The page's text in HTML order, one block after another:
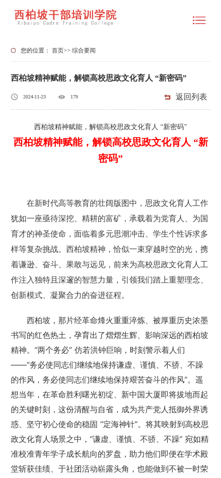
您的位置：首页>>综合要闻
西柏坡精神赋能，解锁高校思政文化育人 “新密码”
2024-11-23 179 返回列表
西柏坡精神赋能，解锁高校思政文化育人 “新密码”
西柏坡精神赋能，解锁高校思政文化育人 “新
密码”
在新时代高等教育的壮阔版图中，思政文化育人工作
犹如一座亟待深挖、精耕的富矿，承载着为党育人、为国
育才的神圣使命，面临着多元思潮冲击、学生个性诉求多
样等复杂挑战。西柏坡精神，恰似一束穿越时空的光，携
着谦逊、奋斗、果敢与远见，前来为高校思政文化育人工
作注入独特且深邃的智慧力量，引领我们踏上重塑理念、
创新模式、凝聚合力的奋进征程。
西柏坡，那片经革命烽火重重淬炼、被厚重历史浓墨
书写的红色热土，孕育出了熠熠生辉、影响深远的西柏坡
精神。“两个务必” 仿若洪钟巨响，时刻警示着人们
——“务必使同志们继续地保持谦虚、谨慎、不骄、不躁
的作风，务必使同志们继续地保持艰苦奋斗的作风”。遥
想当年，在革命胜利曙光初绽、新中国大厦即将拔地而起
的关键时刻，这份清醒与自省，成为共产党人抵御外界诱
惑、坚守初心使命的稳固 “定海神针”。将其映射到高校思
政文化育人场景之中，“谦虚、谨慎、不骄、不躁” 宛如精
准校准青年学子成长航向的罗盘，助力他们即便在学术殿
堂斩获佳绩、于社团活动崭露头角，也能做到不被一时荣